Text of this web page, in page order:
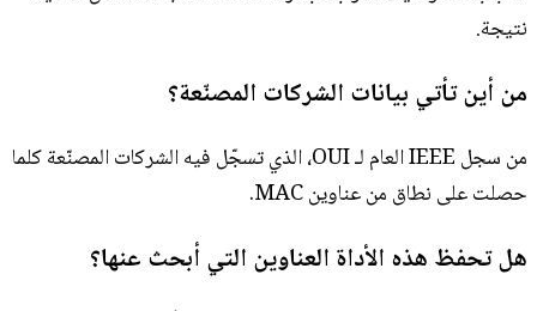
نتيجة.
من أين تأتي بيانات الشركات المصنّعة؟
من سجل IEEE العام لـ OUI، الذي تسجّل فيه الشركات المصنّعة كلما
حصلت على نطاق من عناوين MAC.
هل تحفظ هذه الأداة العناوين التي أبحث عنها؟